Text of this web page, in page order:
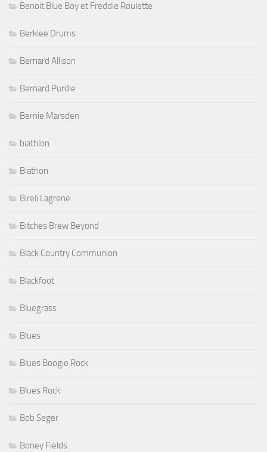
Benoit Blue Boy et Freddie Roulette
Berklee Drums
Bernard Allison
Bernard Purdie
Bernie Marsden
biathlon
Biathon
Bireli Lagrene
Bitches Brew Beyond
Black Country Communion
Blackfoot
Bluegrass
Blues
Blues Boogie Rock
Blues Rock
Bob Seger
Boney Fields